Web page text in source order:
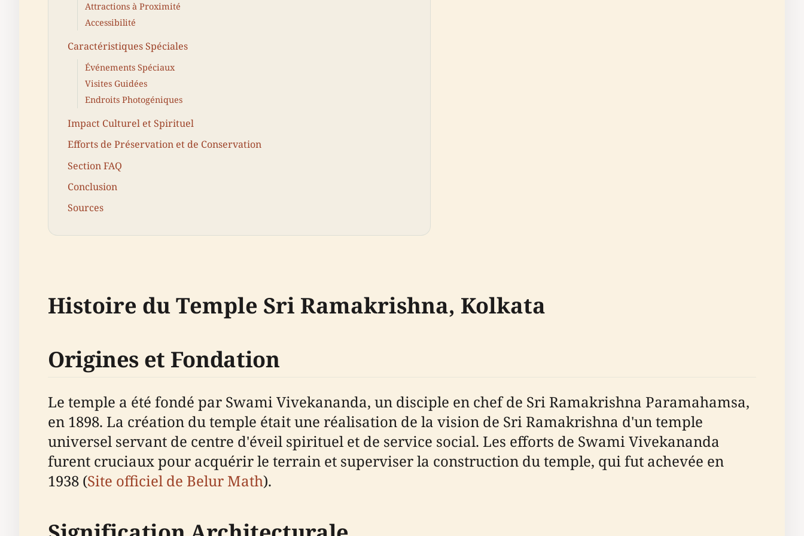
Attractions à Proximité
Accessibilité
Caractéristiques Spéciales
Événements Spéciaux
Visites Guidées
Endroits Photogéniques
Impact Culturel et Spirituel
Efforts de Préservation et de Conservation
Section FAQ
Conclusion
Sources
Histoire du Temple Sri Ramakrishna, Kolkata
Origines et Fondation
Le temple a été fondé par Swami Vivekananda, un disciple en chef de Sri Ramakrishna Paramahamsa,
en 1898. La création du temple était une réalisation de la vision de Sri Ramakrishna d'un temple
universel servant de centre d'éveil spirituel et de service social. Les efforts de Swami Vivekananda
furent cruciaux pour acquérir le terrain et superviser la construction du temple, qui fut achevée en
1938 (Site officiel de Belur Math).